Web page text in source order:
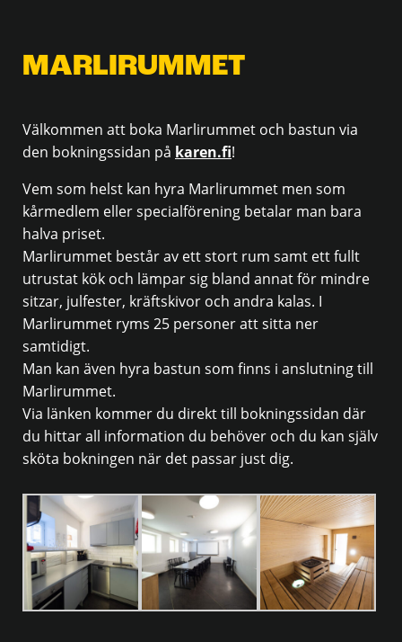
MARLIRUMMET
Välkommen att boka Marlirummet och bastun via
den bokningssidan på karen.fi!
Vem som helst kan hyra Marlirummet men som
kårmedlem eller specialförening betalar man bara
halva priset.
Marlirummet består av ett stort rum samt ett fullt
utrustat kök och lämpar sig bland annat för mindre
sitzar, julfester, kräftskivor och andra kalas. I
Marlirummet ryms 25 personer att sitta ner
samtidigt.
Man kan även hyra bastun som finns i anslutning till
Marlirummet.
Via länken kommer du direkt till bokningssidan där
du hittar all information du behöver och du kan själv
sköta bokningen när det passar just dig.